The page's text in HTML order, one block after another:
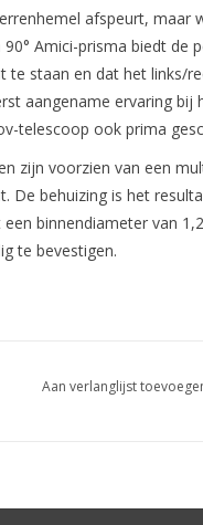
afspeurt, maar
Amici-prisma biedt de
staan en dat het links/
aangename ervaringbij
telescoop ook prima
zijn voorzien van een
De behuizing is het
binnendiameter van
te bevestigen.
Aan verlanglijst